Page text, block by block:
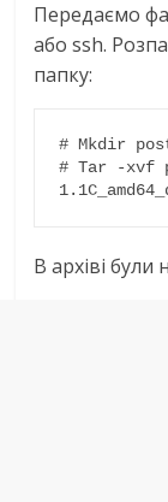
Передаємо
або ssh.
папку:
# Mkdir
# Tar -xvf
В архіві були